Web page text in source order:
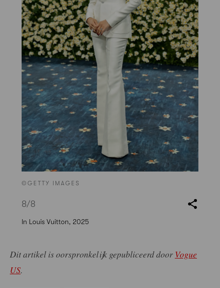
©GETTY IMAGES
8/8
In Louis Vuitton, 2025
Dit artikel is oorspronkelijk gepubliceerd door Vogue
US.